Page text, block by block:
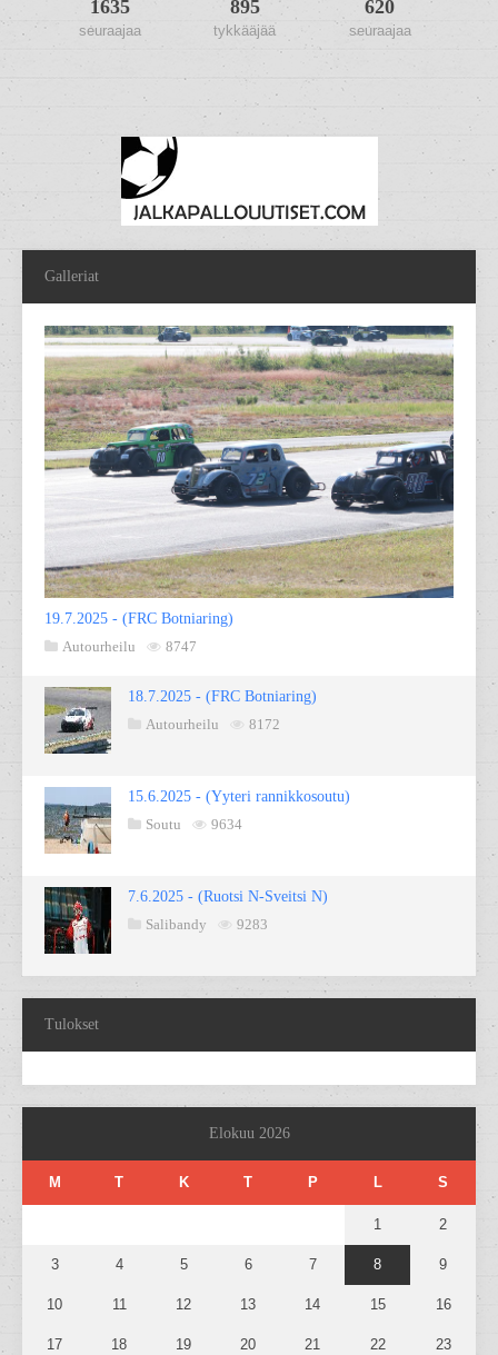
1635
seuraajaa
895
tykkääjää
620
seuraajaa
Galleriat
19.7.2025 - (FRC Botniaring)
Autourheilu
8747
18.7.2025 - (FRC Botniaring)
Autourheilu
8172
15.6.2025 - (Yyteri rannikkosoutu)
Soutu
9634
7.6.2025 - (Ruotsi N-Sveitsi N)
Salibandy
9283
Tulokset
Elokuu 2026
M T K T P L S
1 2
3 4 5 6 7 8 9
10 11 12 13 14 15 16
17 18 19 20 21 22 23